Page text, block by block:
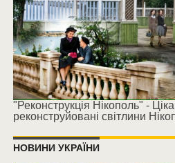
"Реконструкція Нікополь" -
реконструйовані світлини
НОВИНИ УКРАЇНИ